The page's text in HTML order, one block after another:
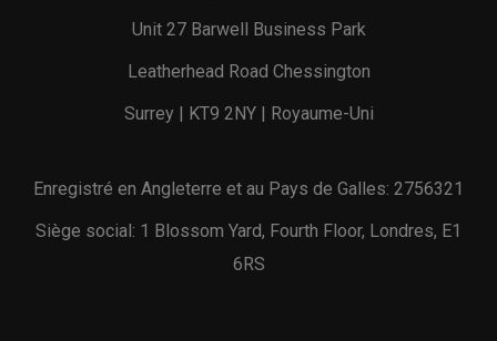
Unit 27 Barwell Business Park
Leatherhead Road Chessington
Surrey | KT9 2NY | Royaume-Uni
Enregistré en Angleterre et au Pays de Galles: 2756321
Siège social: 1 Blossom Yard, Fourth Floor, Londres, E1
6RS